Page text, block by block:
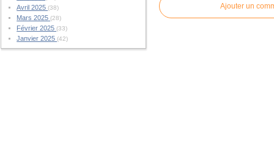
Avril 2025(38)
Mars 2025(28)
Février 2025(33)
Janvier 2025(42)
Ajouter un